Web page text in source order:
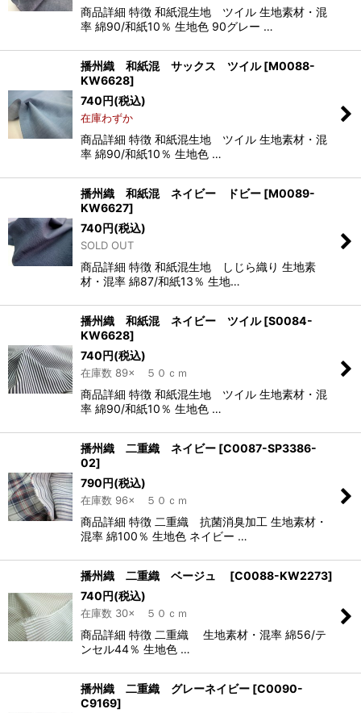
商品詳細 特徴 和紙混生地 ツイル 生地素材・混
率 綿90/和紙10％ 生地色 90グレー …
播州織 和紙混 サックス ツイル [M0088-
KW6628]
740円(税込)
在庫わずか
商品詳細 特徴 和紙混生地 ツイル 生地素材・混
率 綿90/和紙10％ 生地色 …
播州織 和紙混 ネイビー ドビー [M0089-
KW6627]
740円(税込)
SOLD OUT
商品詳細 特徴 和紙混生地 しじら織り 生地素
材・混率 綿87/和紙13％ 生地…
播州織 和紙混 ネイビー ツイル [S0084-
KW6628]
740円(税込)
在庫数 89× ５０ｃｍ
商品詳細 特徴 和紙混生地 ツイル 生地素材・混
率 綿90/和紙10％ 生地色 …
播州織 二重織 ネイビー [C0087-SP3386-
02]
790円(税込)
在庫数 96× ５０ｃｍ
商品詳細 特徴 二重織 抗菌消臭加工 生地素材・
混率 綿100％ 生地色 ネイビー …
播州織 二重織 ベージュ [C0088-KW2273]
740円(税込)
在庫数 30× ５０ｃｍ
商品詳細 特徴 二重織 生地素材・混率 綿56/テ
ンセル44％ 生地色 …
播州織 二重織 グレーネイビー [C0090-
C9169]